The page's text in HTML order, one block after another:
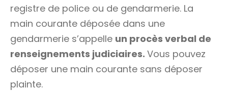
registre de police ou de gendarmerie. La
main courante déposée dans une
gendarmerie s’appelle un procès verbal de
renseignements judiciaires. Vous pouvez
déposer une main courante sans déposer
plainte.